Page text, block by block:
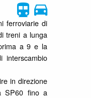
ferroviarie di
treni a lunga
a 9 e la
interscambio
in direzione
SP60 fino a